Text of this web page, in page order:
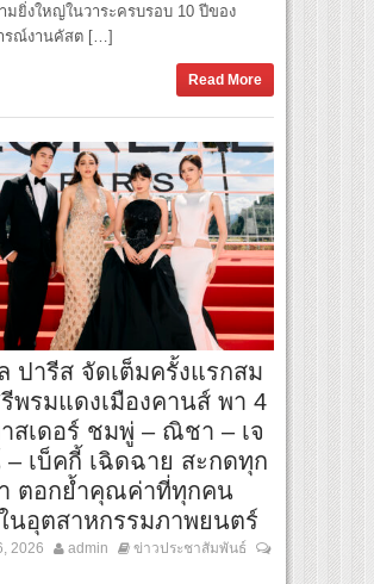
มยิ่งใหญ่ในวาระครบรอบ 10 ปีของ
รณ์งานคัสต […]
Read More
ปารีส จัดเต็มครั้งแรกสม
พรมแดงเมืองคานส์ พา 4
สเดอร์ ชมพู่ – ณิชา – เจ
เบ็คกี้ เฉิดฉาย สะกดทุก
ตอกย้ำคุณค่าที่ทุกคน
นอุตสาหกรรมภาพยนตร์
2026 admin
ข่าวประชาสัมพันธ์